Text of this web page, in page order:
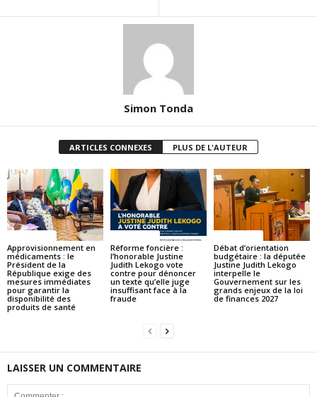
Simon Tonda
ARTICLES CONNEXES PLUS DE L'AUTEUR
Approvisionnement en
médicaments : le
Président de la
République exige des
mesures immédiates
pour garantir la
disponibilité des
produits de santé
Réforme foncière :
l’honorable Justine
Judith Lekogo vote
contre pour dénoncer
un texte qu’elle juge
insuffisant face à la
fraude
Débat d’orientation
budgétaire : la députée
Justine Judith Lekogo
interpelle le
Gouvernement sur les
grands enjeux de la loi
de finances 2027
LAISSER UN COMMENTAIRE